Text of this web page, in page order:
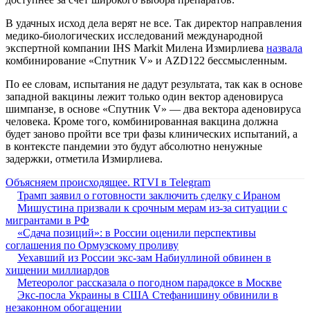
В удачных исход дела верят не все. Так директор направления
медико-биологических исследований международной
экспертной компании IHS Markit Милена Измирлиева назвала
комбинирование «Спутник V» и AZD122 бессмысленным.
По ее словам, испытания не дадут результата, так как в основе
западной вакцины лежит только один вектор аденовируса
шимпанзе, в основе «Спутник V» — два вектора аденовируса
человека. Кроме того, комбинированная вакцина должна
будет заново пройти все три фазы клинических испытаний, а
в контексте пандемии это будут абсолютно ненужные
задержки, отметила Измирлиева.
Объясняем происходящее. RTVI в Telegram
Трамп заявил о готовности заключить сделку с Ираном
Мишустина призвали к срочным мерам из-за ситуации с
мигрантами в РФ
«Сдача позиций»: в России оценили перспективы
соглашения по Ормузскому проливу
Уехавший из России экс-зам Набиуллиной обвинен в
хищении миллиардов
Метеоролог рассказала о погодном парадоксе в Москве
Экс-посла Украины в США Стефанишину обвинили в
незаконном обогащении